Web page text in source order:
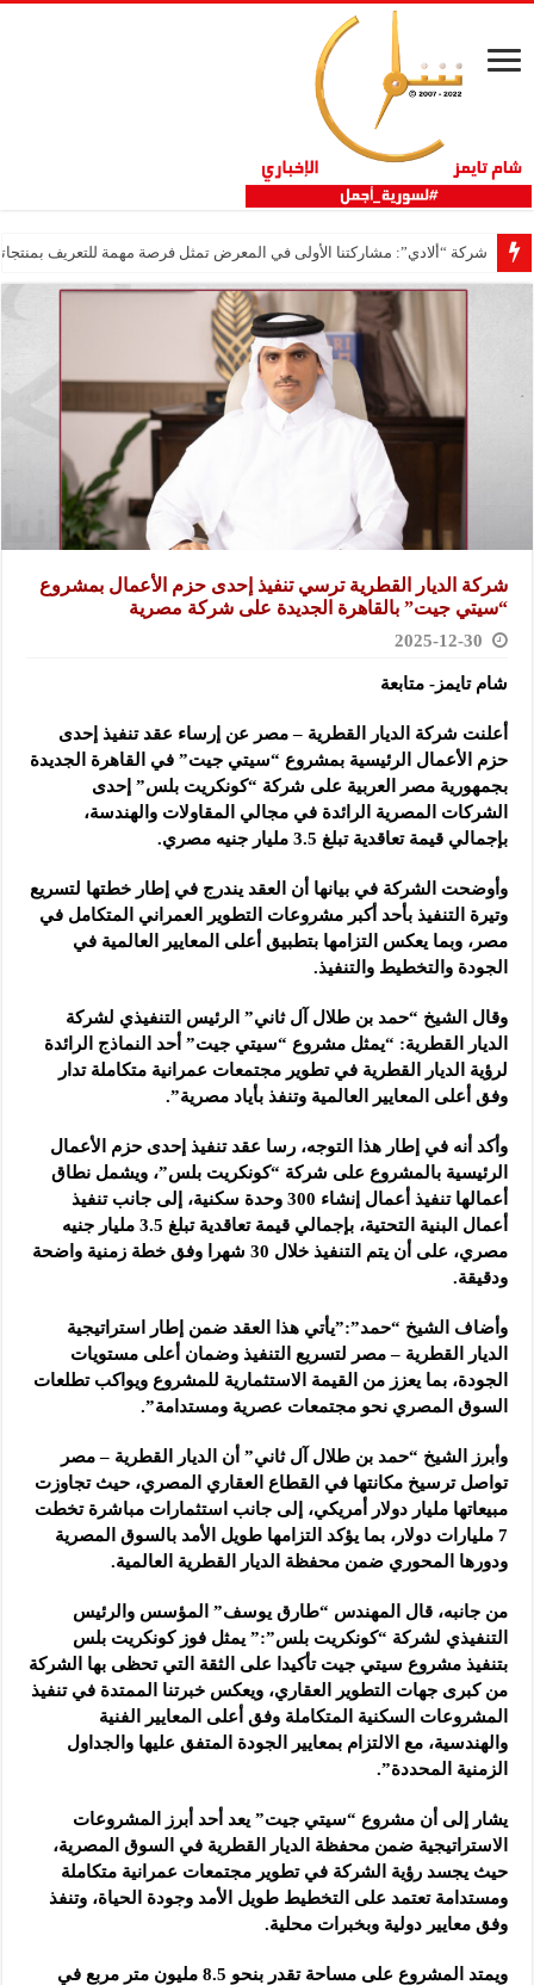
شركة “ألادي”: مشاركتنا الأولى في المعرض تمثل فرصة مهمة للتعريف
شركة الديار القطرية ترسي تنفيذ إحدى حزم الأعمال بمشروع
“سيتي جيت” بالقاهرة الجديدة على شركة مصرية
2025-12-30
شام تايمز- متابعة
أعلنت شركة الديار القطرية – مصر عن إرساء عقد تنفيذ إحدى
حزم الأعمال الرئيسية بمشروع “سيتي جيت” في القاهرة الجديدة
بجمهورية مصر العربية على شركة “كونكريت بلس” إحدى
الشركات المصرية الرائدة في مجالي المقاولات والهندسة،
بإجمالي قيمة تعاقدية تبلغ 3.5 مليار جنيه مصري.
وأوضحت الشركة في بيانها أن العقد يندرج في إطار خطتها لتسريع
وتيرة التنفيذ بأحد أكبر مشروعات التطوير العمراني المتكامل في
مصر، وبما يعكس التزامها بتطبيق أعلى المعايير العالمية في
الجودة والتخطيط والتنفيذ.
وقال الشيخ “حمد بن طلال آل ثاني” الرئيس التنفيذي لشركة
الديار القطرية: “يمثل مشروع “سيتي جيت” أحد النماذج الرائدة
لرؤية الديار القطرية في تطوير مجتمعات عمرانية متكاملة تدار
وفق أعلى المعايير العالمية وتنفذ بأياد مصرية”.
وأكد أنه في إطار هذا التوجه، رسا عقد تنفيذ إحدى حزم الأعمال
الرئيسية بالمشروع على شركة “كونكريت بلس”، ويشمل نطاق
أعمالها تنفيذ أعمال إنشاء 300 وحدة سكنية، إلى جانب تنفيذ
أعمال البنية التحتية، بإجمالي قيمة تعاقدية تبلغ 3.5 مليار جنيه
مصري، على أن يتم التنفيذ خلال 30 شهرا وفق خطة زمنية واضحة
ودقيقة.
وأضاف الشيخ “حمد”:”يأتي هذا العقد ضمن إطار استراتيجية
الديار القطرية – مصر لتسريع التنفيذ وضمان أعلى مستويات
الجودة، بما يعزز من القيمة الاستثمارية للمشروع ويواكب تطلعات
السوق المصري نحو مجتمعات عصرية ومستدامة”.
وأبرز الشيخ “حمد بن طلال آل ثاني” أن الديار القطرية – مصر
تواصل ترسيخ مكانتها في القطاع العقاري المصري، حيث تجاوزت
مبيعاتها مليار دولار أمريكي، إلى جانب استثمارات مباشرة تخطت
7 مليارات دولار، بما يؤكد التزامها طويل الأمد بالسوق المصرية
ودورها المحوري ضمن محفظة الديار القطرية العالمية.
من جانبه، قال المهندس “طارق يوسف” المؤسس والرئيس
التنفيذي لشركة “كونكريت بلس”:” يمثل فوز كونكريت بلس
بتنفيذ مشروع سيتي جيت تأكيدا على الثقة التي تحظى بها الشركة
من كبرى جهات التطوير العقاري، ويعكس خبرتنا الممتدة في تنفيذ
المشروعات السكنية المتكاملة وفق أعلى المعايير الفنية
والهندسية، مع الالتزام بمعايير الجودة المتفق عليها والجداول
الزمنية المحددة”.
يشار إلى أن مشروع “سيتي جيت” يعد أحد أبرز المشروعات
الاستراتيجية ضمن محفظة الديار القطرية في السوق المصرية،
حيث يجسد رؤية الشركة في تطوير مجتمعات عمرانية متكاملة
ومستدامة تعتمد على التخطيط طويل الأمد وجودة الحياة، وتنفذ
وفق معايير دولية وبخبرات محلية.
ويمتد المشروع على مساحة تقدر بنحو 8.5 مليون متر مربع في